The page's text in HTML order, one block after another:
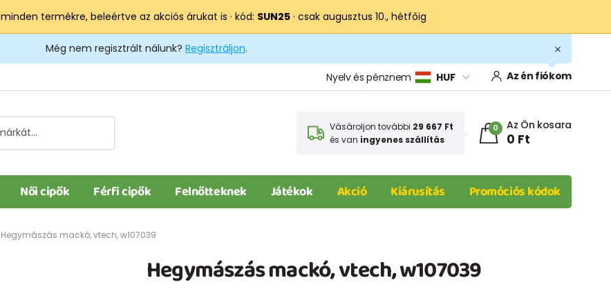
minden termékre, beleértve az akciós árukat is · kód: SUN25· csak augusztus 10., hétfőig
Még nem regisztrált nálunk? Regisztráljon.
Nyelv és pénznem HUF Az én fiókom
Vásároljon további 29 667 Ft
és van ingyenes szállítás
0 Az Ön kosara
0 Ft
Női cipők Férfi cipők Felnőtteknek Játékok Akció Kiárusítás Promóciós kódok
Hegymászás mackó, vtech, w107039
Hegymászás mackó, vtech, w107039